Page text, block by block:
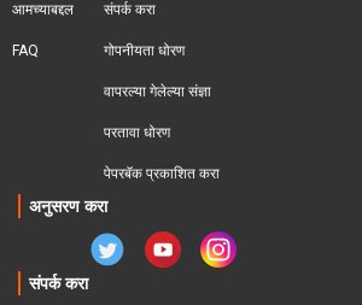
आमच्याबद्दल
FAQ
संपर्क करा
गोपनीयता धोरण
वापरल्या गेलेल्या संज्ञा
परतावा धोरण
पेपरबॅक प्रकाशित करा
अनुसरण करा
संपर्क करा